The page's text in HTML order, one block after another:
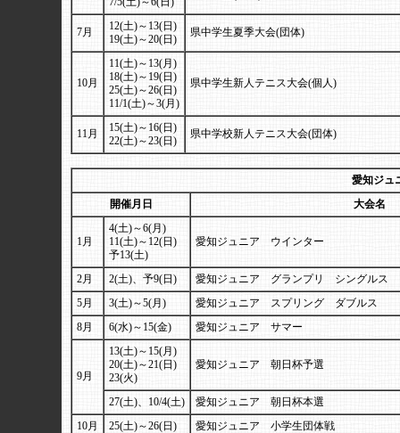
7月
12(土)～13(日)
19(土)～20(日)
県中学生夏季大会(団体)
10月
11(土)～13(月)
18(土)～19(日)
25(土)～26(日)
11/1(土)～3(月)
県中学生新人テニス大会(個人)
11月
15(土)～16(日)
22(土)～23(日)
県中学校新人テニス大会(団体)
愛知ジュ
開催月日
大会名
1月
4(土)～6(月)
11(土)～12(日)
予13(土)
愛知ジュニア ウインター
2月 2(土)、予9(日)
愛知ジュニア グランプリ シングルス
5月
3(土)～5(月)
愛知ジュニア スプリング ダブルス
8月
6(水)～15(金) 愛知ジュニア サマー
9月
13(土)～15(月)
20(土)～21(日)
23(火)
愛知ジュニア 朝日杯予選
27(土)、10/4(土)
愛知ジュニア 朝日杯本選
10月
25(土)～26(日) 愛知ジュニア 小学生団体戦